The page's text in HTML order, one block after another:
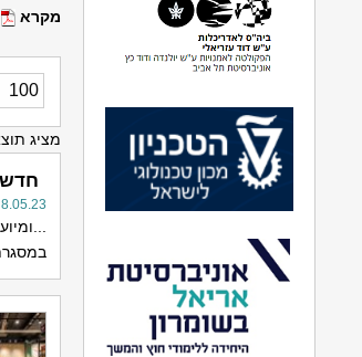
מקרא
מציג תוצאות 21 עד 30
8.05.23